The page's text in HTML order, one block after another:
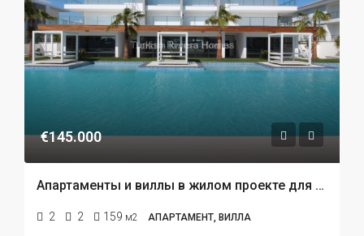
€145.000
Апартаменты и виллы в жилом проекте для продажи в Сиде
2 2 159 м2 АПАРТАМЕНТ, ВИЛЛА